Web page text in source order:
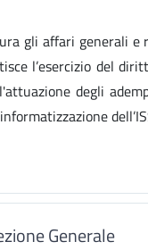
gli affari generali
l’esercizio del
degli
Generale